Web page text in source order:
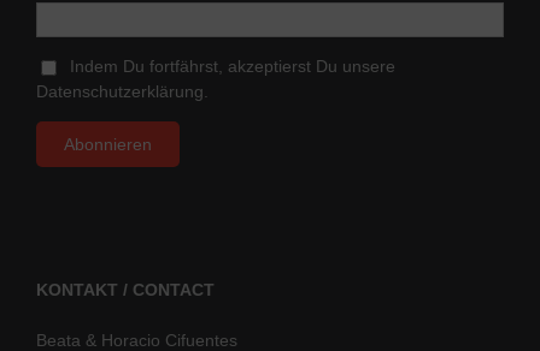
Indem Du fortfährst, akzeptierst Du unsere
Datenschutzerklärung.
KONTAKT / CONTACT
Beata & Horacio Cifuentes